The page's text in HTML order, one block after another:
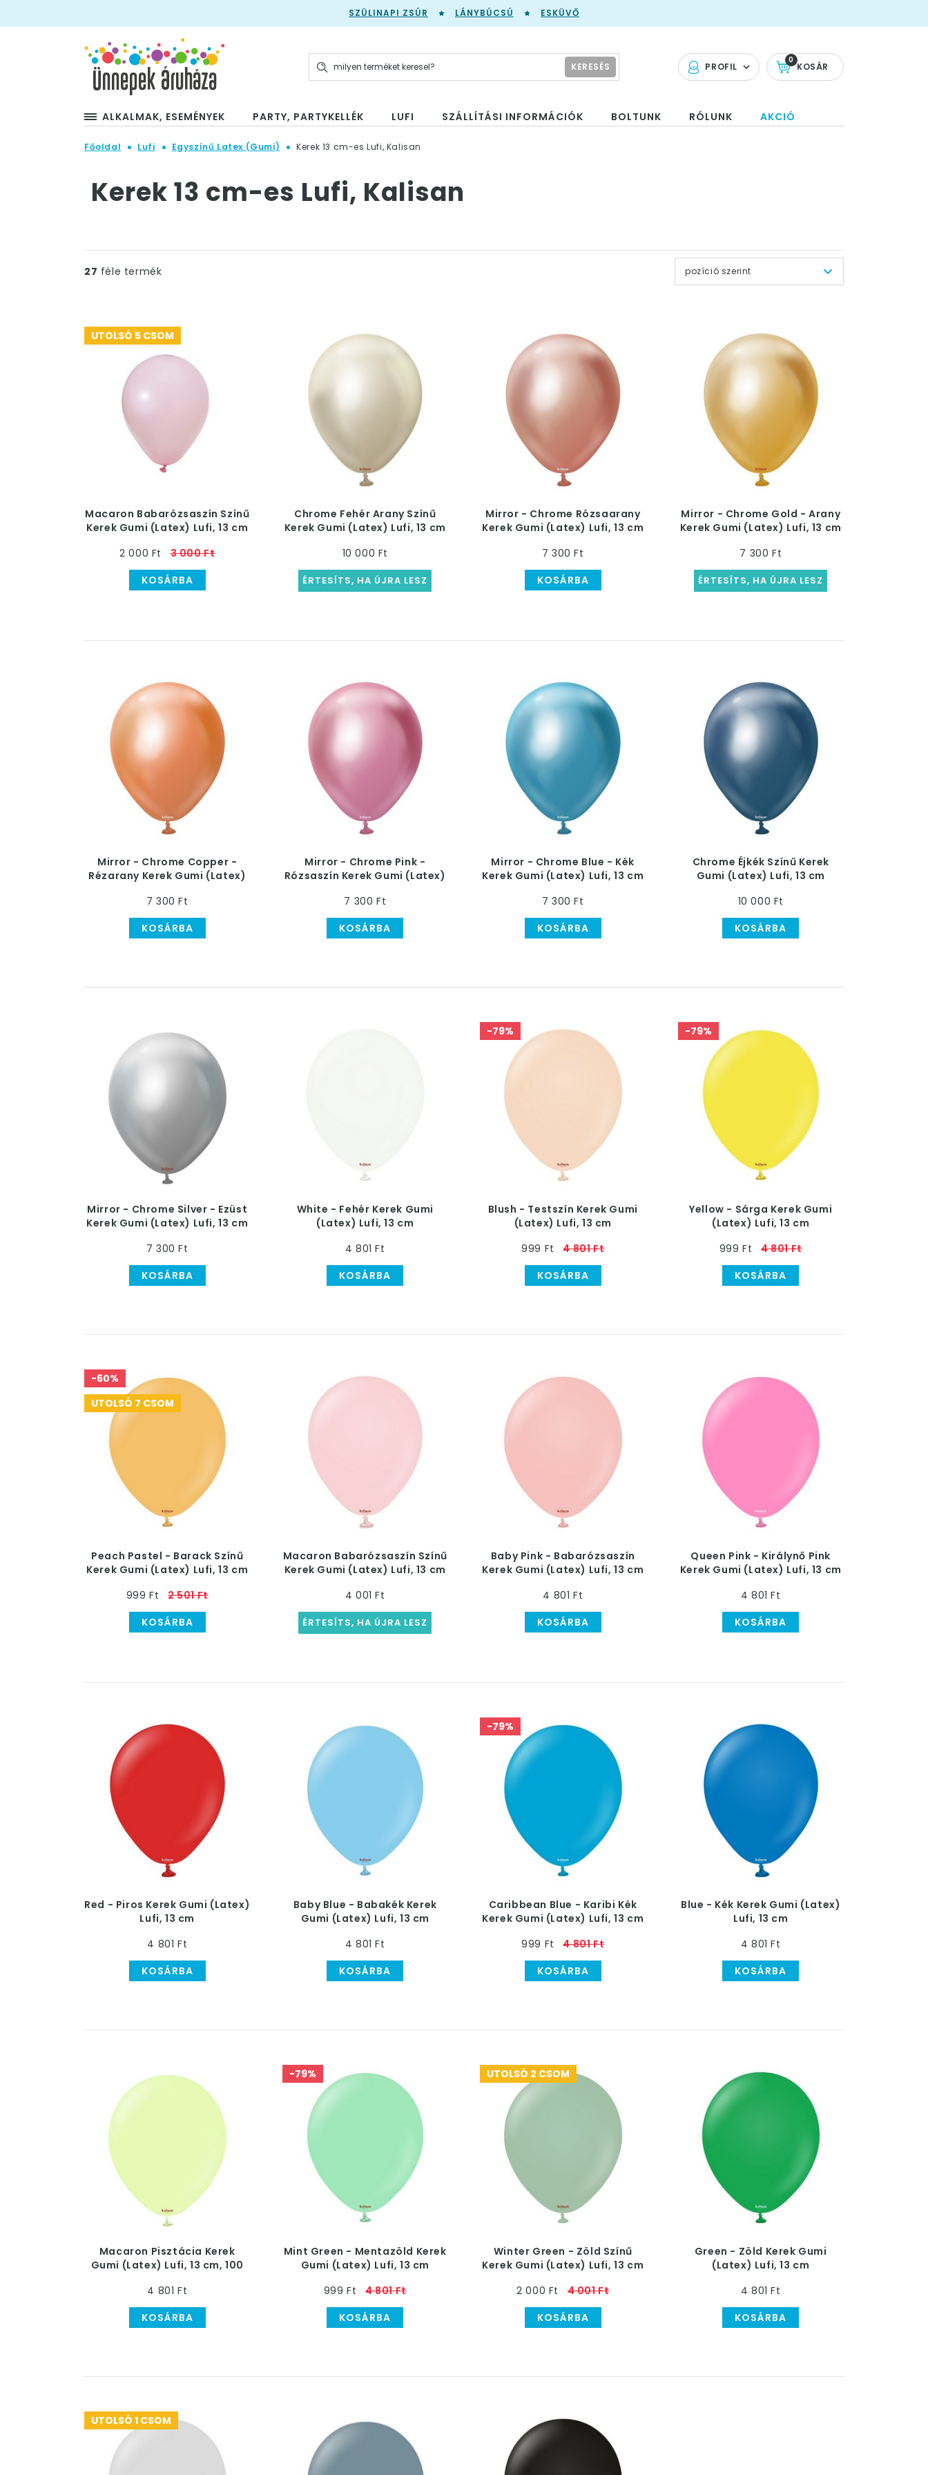
SZÜLINAPI ZSÚR LÁNYBÚCSÚ ESKÜVŐ
PROFIL KOSÁR
0
KERESÉS
ALKALMAK, ESEMÉNYEK PARTY, PARTYKELLÉK LUFI SZÁLLÍTÁSI INFORMÁCIÓK BOLTUNK RÓLUNK AKCIÓ
Főoldal Lufi Egyszínű Latex (Gumi) Kerek 13 cm-es Lufi, Kalisan
Kerek 13 cm-es Lufi, Kalisan
27 féle termék pozíció szerint
UTOLSÓ 5 CSOM
Macaron Babarózsaszín Színű
Kerek Gumi (Latex) Lufi, 13 cm
2 000 Ft
3 000 Ft
KOSÁRBA
Chrome Fehér Arany Színű
Kerek Gumi (Latex) Lufi, 13 cm
10 000 Ft
ÉRTESÍTS, HA ÚJRA LESZ
Mirror - Chrome Rózsaarany
Kerek Gumi (Latex) Lufi, 13 cm
7 300 Ft
KOSÁRBA
Mirror - Chrome Gold - Arany
Kerek Gumi (Latex) Lufi, 13 cm
7 300 Ft
ÉRTESÍTS, HA ÚJRA LESZ
Mirror - Chrome Copper -
Rézarany Kerek Gumi (Latex)
7 300 Ft
KOSÁRBA
Mirror - Chrome Pink -
Rózsaszín Kerek Gumi (Latex)
7 300 Ft
KOSÁRBA
Mirror - Chrome Blue - Kék
Kerek Gumi (Latex) Lufi, 13 cm
7 300 Ft
KOSÁRBA
Chrome Éjkék Színű Kerek
Gumi (Latex) Lufi, 13 cm
10 000 Ft
KOSÁRBA
Mirror - Chrome Silver - Ezüst
Kerek Gumi (Latex) Lufi, 13 cm
7 300 Ft
KOSÁRBA
White - Fehér Kerek Gumi
(Latex) Lufi, 13 cm
4 801 Ft
KOSÁRBA
-79%
Blush - Testszín Kerek Gumi
(Latex) Lufi, 13 cm
999 Ft
4 801 Ft
KOSÁRBA
-79%
Yellow - Sárga Kerek Gumi
(Latex) Lufi, 13 cm
999 Ft
4 801 Ft
KOSÁRBA
-60%
UTOLSÓ 7 CSOM
Peach Pastel - Barack Színű
Kerek Gumi (Latex) Lufi, 13 cm
999 Ft
2 501 Ft
KOSÁRBA
Macaron Babarózsaszín Színű
Kerek Gumi (Latex) Lufi, 13 cm
4 001 Ft
ÉRTESÍTS, HA ÚJRA LESZ
Baby Pink - Babarózsaszín
Kerek Gumi (Latex) Lufi, 13 cm
4 801 Ft
KOSÁRBA
Queen Pink - Királynő Pink
Kerek Gumi (Latex) Lufi, 13 cm
4 801 Ft
KOSÁRBA
Red - Piros Kerek Gumi (Latex)
Lufi, 13 cm
4 801 Ft
KOSÁRBA
Baby Blue - Babakék Kerek
Gumi (Latex) Lufi, 13 cm
4 801 Ft
KOSÁRBA
-79%
Caribbean Blue - Karibi Kék
Kerek Gumi (Latex) Lufi, 13 cm
999 Ft
4 801 Ft
KOSÁRBA
Blue - Kék Kerek Gumi (Latex)
Lufi, 13 cm
4 801 Ft
KOSÁRBA
Macaron Pisztácia Kerek
Gumi (Latex) Lufi, 13 cm, 100
4 801 Ft
KOSÁRBA
-79%
Mint Green - Mentazöld Kerek
Gumi (Latex) Lufi, 13 cm
999 Ft
4 801 Ft
KOSÁRBA
UTOLSÓ 2 CSOM
Winter Green - Zöld Színű
Kerek Gumi (Latex) Lufi, 13 cm
2 000 Ft
4 001 Ft
KOSÁRBA
Green - Zöld Kerek Gumi
(Latex) Lufi, 13 cm
4 801 Ft
KOSÁRBA
UTOLSÓ 1 CSOM